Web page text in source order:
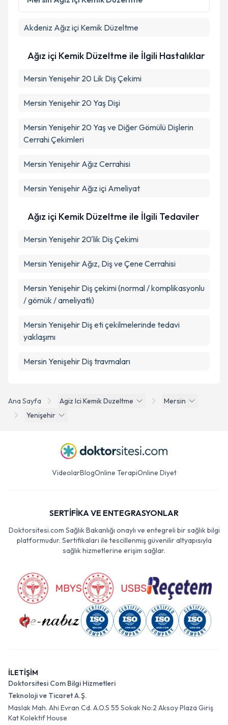
Ana Sayfa Agiz Ici Kemik Duzeltme
Mersin
Yenişehir
Akdeniz Ağız içi Kemik Düzeltme
Ağız içi Kemik Düzeltme ile İlgili Hastalıklar
Mersin Yenişehir 20 Lik Diş Çekimi
Mersin Yenişehir 20 Yaş Dişi
Mersin Yenişehir 20 Yaş ve Diğer Gömülü Dişlerin
Cerrahi Çekimleri
Mersin Yenişehir Ağız Cerrahisi
Mersin Yenişehir Ağız içi Ameliyat
Ağız içi Kemik Düzeltme ile İlgili Tedaviler
Mersin Yenişehir 20'lik Diş Çekimi
Mersin Yenişehir Ağız, Diş ve Çene Cerrahisi
Mersin Yenişehir Diş çekimi (normal / komplikasyonlu
/ gömük / ameliyatlı)
Mersin Yenişehir Diş eti çekilmelerinde tedavi
yaklaşımı
Mersin Yenişehir Diş travmaları
VideolarBlogOnline TerapiOnline Diyet
SERTİFİKA VE ENTEGRASYONLAR
Doktorsitesi.com Sağlık Bakanlığı onaylı ve entegreli bir sağlık bilgi
platformudur. Sertifikaları ile tescillenmiş güvenilir altyapısıyla
sağlık hizmetlerine erişim sağlar.
İLETİŞİM
Doktorsitesi Com Bilgi Hizmetleri
Teknoloji ve Ticaret A.Ş.
Maslak Mah. Ahi Evran Cd. A.O.S 55 Sokak No:2 Aksoy Plaza Giriş
Kat Kolektif House